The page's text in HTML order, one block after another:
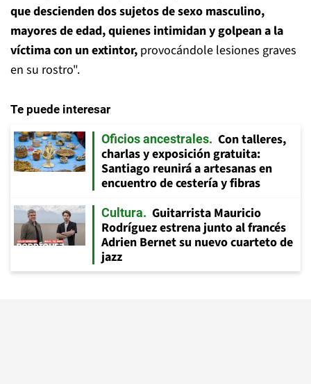
que descienden dos sujetos de sexo masculino,
mayores de edad, quienes intimidan y golpean a la
víctima con un extintor, provocándole lesiones graves
en su rostro".
Te puede interesar
Oficios ancestrales
Con talleres,
charlas y exposición gratuita:
Santiago reunirá a artesanas en
encuentro de cestería y fibras
Cultura
Guitarrista Mauricio
Rodríguez estrena junto al francés
Adrien Bernet su nuevo cuarteto de
jazz